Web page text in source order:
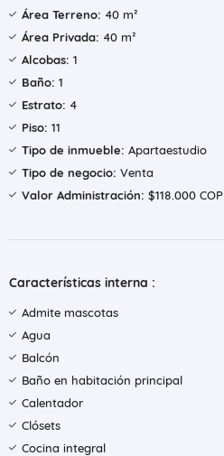
Área Terreno: 40 m²
Área Privada: 40 m²
Alcobas: 1
Baño: 1
Estrato: 4
Piso: 11
Tipo de inmueble: Apartaestudio
Tipo de negocio: Venta
Valor Administración: $118.000 COP
Características interna :
Admite mascotas
Agua
Balcón
Baño en habitación principal
Calentador
Clósets
Cocina integral